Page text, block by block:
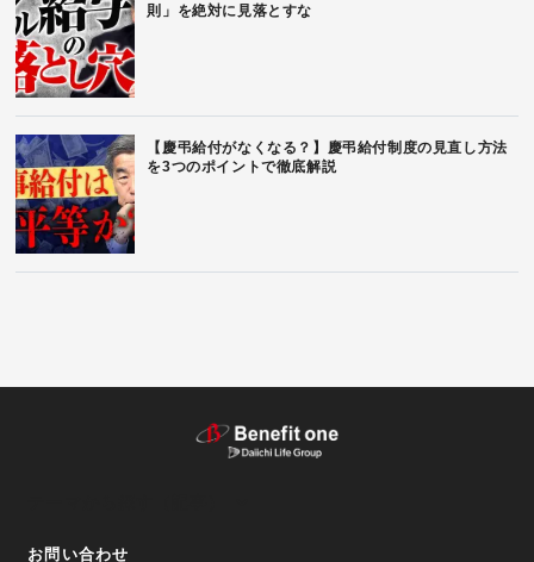
則」を絶対に見落とすな
【慶弔給付がなくなる？】慶弔給付制度の見直し方法
を3つのポイントで徹底解説
お問い合わせ